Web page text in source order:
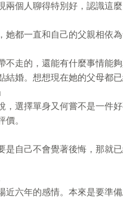
兩個人聊得特別好，認識這
她都一直和自己的父親相依
走的，還能有什麼事情能
婚。想想現在她的父母都已
，選擇單身又何嘗不是一件
。
是自己不會覺著後悔，那就
近六年的感情。本來是要準